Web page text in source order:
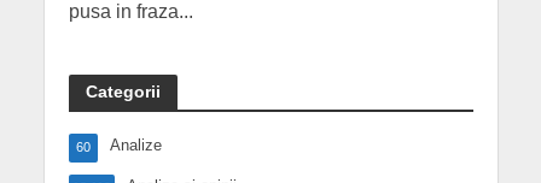
pusa in fraza...
Categorii
Analize
60